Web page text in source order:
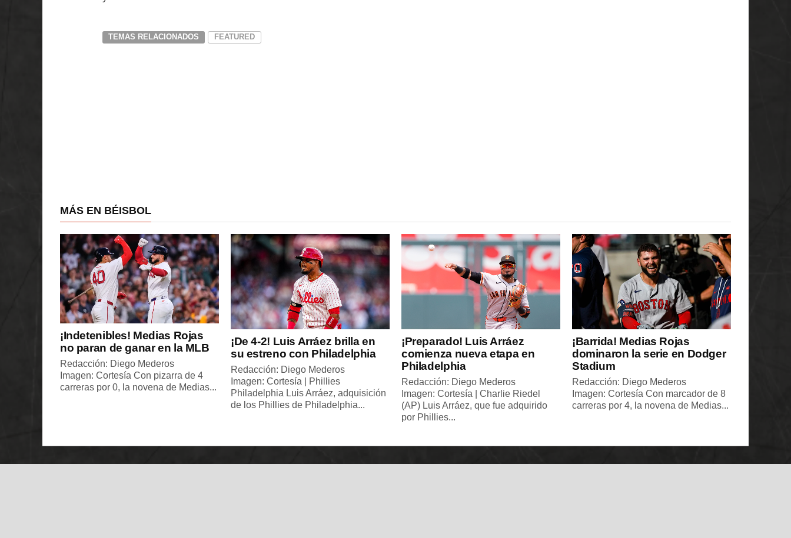
TEMAS RELACIONADOS FEATURED
MÁS EN BÉISBOL
¡Indetenibles! Medias Rojas
no paran de ganar en la MLB
Redacción: Diego Mederos
Imagen: Cortesía Con pizarra de 4
carreras por 0, la novena de Medias...
¡De 4-2! Luis Arráez brilla en
su estreno con Philadelphia
Redacción: Diego Mederos
Imagen: Cortesía | Phillies
Philadelphia Luis Arráez, adquisición
de los Phillies de Philadelphia...
¡Preparado! Luis Arráez
comienza nueva etapa en
Philadelphia
Redacción: Diego Mederos
Imagen: Cortesía | Charlie Riedel
(AP) Luis Arráez, que fue adquirido
por Phillies...
¡Barrida! Medias Rojas
dominaron la serie en Dodger
Stadium
Redacción: Diego Mederos
Imagen: Cortesía Con marcador de 8
carreras por 4, la novena de Medias...